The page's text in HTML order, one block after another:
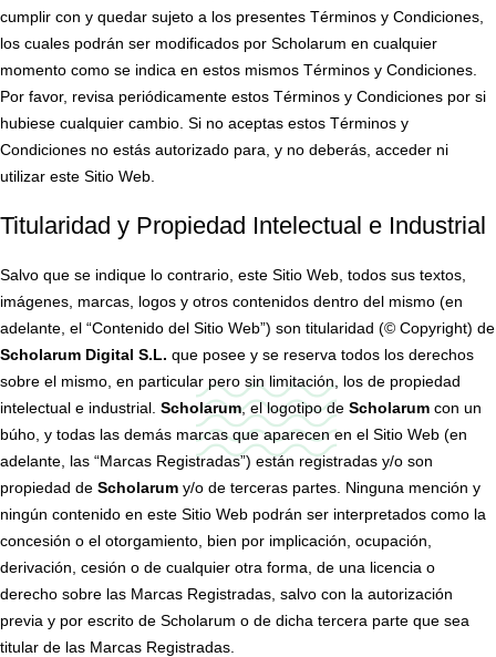
cumplir con y quedar sujeto a los presentes Términos y Condiciones,
los cuales podrán ser modificados por Scholarum en cualquier
momento como se indica en estos mismos Términos y Condiciones.
Por favor, revisa periódicamente estos Términos y Condiciones por si
hubiese cualquier cambio. Si no aceptas estos Términos y
Condiciones no estás autorizado para, y no deberás, acceder ni
utilizar este Sitio Web.
Titularidad y Propiedad Intelectual e Industrial
Salvo que se indique lo contrario, este Sitio Web, todos sus textos,
imágenes, marcas, logos y otros contenidos dentro del mismo (en
adelante, el “Contenido del Sitio Web”) son titularidad (© Copyright) de
Scholarum Digital S.L. que posee y se reserva todos los derechos
sobre el mismo, en particular pero sin limitación, los de propiedad
intelectual e industrial. Scholarum, el logotipo de Scholarum con un
búho, y todas las demás marcas que aparecen en el Sitio Web (en
adelante, las “Marcas Registradas”) están registradas y/o son
propiedad de Scholarum y/o de terceras partes. Ninguna mención y
ningún contenido en este Sitio Web podrán ser interpretados como la
concesión o el otorgamiento, bien por implicación, ocupación,
derivación, cesión o de cualquier otra forma, de una licencia o
derecho sobre las Marcas Registradas, salvo con la autorización
previa y por escrito de Scholarum o de dicha tercera parte que sea
titular de las Marcas Registradas.